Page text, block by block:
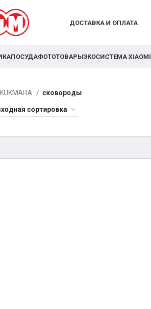
ДОСТАВКА И ОПЛАТА
ПОСУДАФОТОТОВАРЫЭКОСИСТЕМА XIAOMI
KUKMARA сковороды